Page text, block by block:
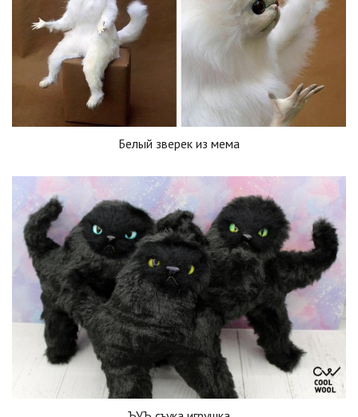
Белый зверек из мема